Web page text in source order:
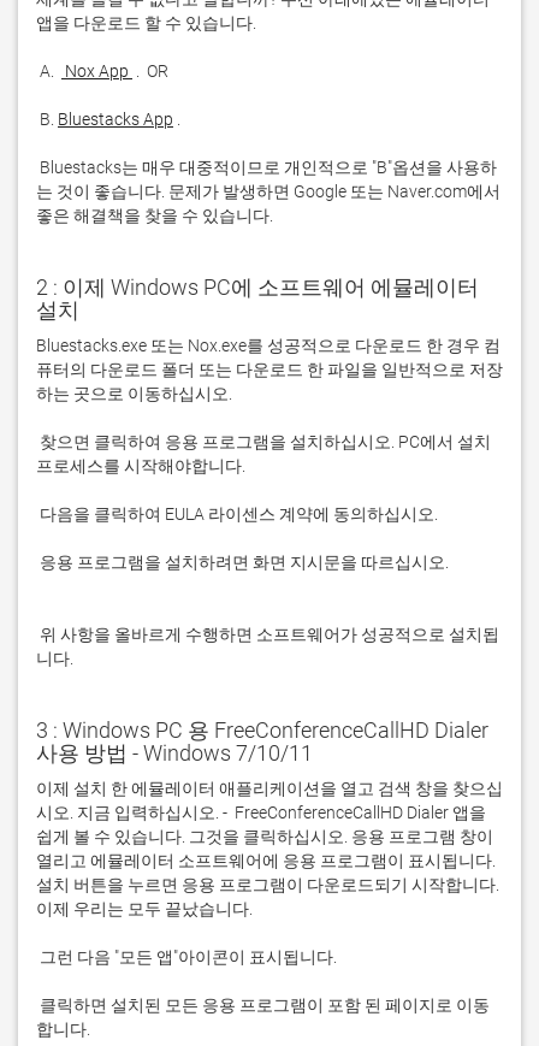
A. Nox App
B. Bluestacks App
는 것이 좋습니다. 문제가 발생하면 Google 또는 Naver.com에서
좋은 해결책을 찾을 수 있습니다.
2 : 이제 Windows PC에 소프트웨어 에뮬레이터
설치
Bluestacks.exe 또는 Nox.exe를 성공적으로 다운로드 한 경우 컴
퓨터의 다운로드 폴더 또는 다운로드 한 파일을 일반적으로 저장
니다.
3 : Windows PC 용 FreeConferenceCallHD Dialer
사용 방법 - Windows 7/10/11
이제 설치 한 에뮬레이터 애플리케이션을 열고 검색 창을 찾으십
시오. 지금 입력하십시오. -  FreeConferenceCallHD Dialer 앱을
쉽게 볼 수 있습니다. 그것을 클릭하십시오. 응용 프로그램 창이
열리고 에뮬레이터 소프트웨어에 응용 프로그램이 표시됩니다.
설치 버튼을 누르면 응용 프로그램이 다운로드되기 시작합니다.